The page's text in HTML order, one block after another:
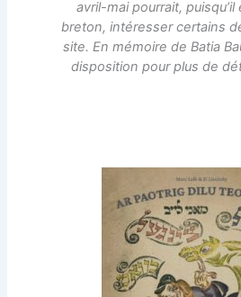
avril-mai pourrait,
breton, intéresser certains
site. En mémoire de Batia
disposition pour plus de